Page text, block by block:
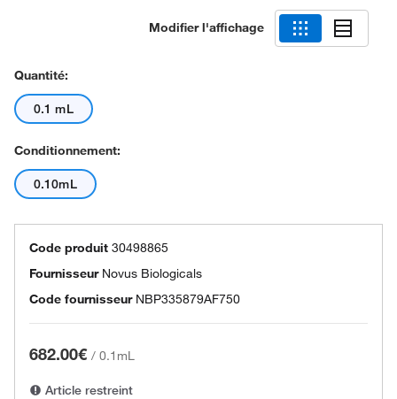
Modifier l'affichage
Quantité:
0.1 mL
Conditionnement:
0.10mL
Code produit 30498865
Fournisseur Novus Biologicals
Code fournisseur NBP335879AF750
682.00€ / 0.1mL
Article restreint